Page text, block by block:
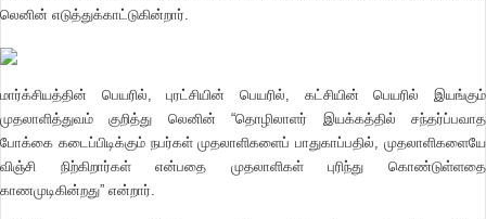
லெனின் எடுத்துக்காட்டுகின்றார்.
மார்க்சியத்தின் பெயரில், புரட்சியின் பெயரில், கட்சியின் பெயரில் இயங்கும்
முதலாளித்துவம் குறித்து லெனின் “தொழிலாளர் இயக்கத்தில் சந்தர்ப்பவாத
போக்கை கடைப்பிடிக்கும் நபர்கள் முதலாளிகளைப் பாதுகாப்பதில், முதலாளிகளையே
விஞ்சி நிற்கிறார்கள் என்பதை முதலாளிகள் புரிந்து கொண்டுள்ளதை
காணமுடிகின்றது” என்றார்.